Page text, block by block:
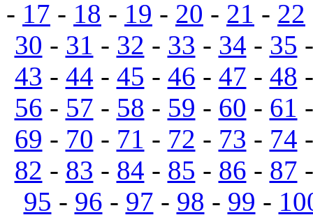
- 17 - 18 - 19 - 20 - 21 - 22
30 - 31 - 32 - 33 - 34 - 35
43 - 44 - 45 - 46 - 47 - 48
56 - 57 - 58 - 59 - 60 - 61
69 - 70 - 71 - 72 - 73 - 74
82 - 83 - 84 - 85 - 86 - 87
95 - 96 - 97 - 98 - 99 -